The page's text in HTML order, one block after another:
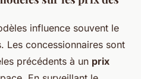
influence souvent le
Les concessionnaires sont
précédents à un prix